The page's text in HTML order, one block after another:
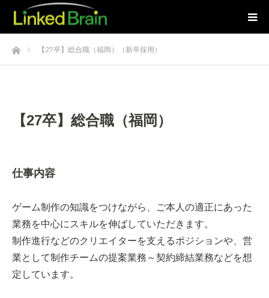
ホーム 【27卒】総合職（福岡）（新卒採用）
【27卒】総合職（福岡）
仕事内容
ゲーム制作の知識をつけながら、ご本人の適正にあった
業務を中心にスキルを伸ばしていただきます。
制作進行などのクリエイターを支えるポジションや、営
業として制作チームの提案業務～契約締結業務などを想
定しています。